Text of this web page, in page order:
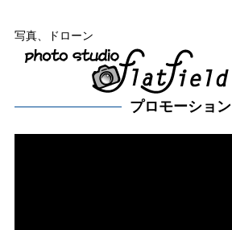
写真、ドローン
プロモーション